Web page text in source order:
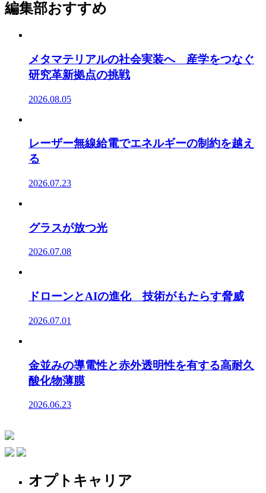
編集部おすすめ
メタマテリアルの社会実装へ 産学をつなぐ
研究革新拠点の挑戦
2026.08.05
レーザー無線給電でエネルギーの制約を越え
る
2026.07.23
グラスが放つ光
2026.07.08
ドローンとAIの進化 技術がもたらす脅威
2026.07.01
金並みの導電性と赤外透明性を有する高耐久
酸化物薄膜
2026.06.23
オプトキャリア